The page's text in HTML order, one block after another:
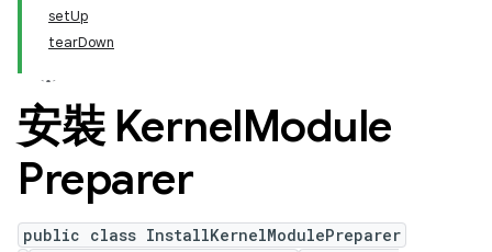
setUp
tearDown
安裝 KernelModule
Preparer
public class InstallKernelModulePreparer